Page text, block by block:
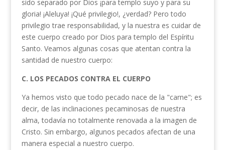
sido separado por Dios ¡para templo suyo y para su
gloria! ¡Aleluya! ¡Qué privilegio!, ¿verdad? Pero todo
privilegio trae responsabilidad, y la nuestra es cuidar de
este cuerpo creado por Dios para templo del Espíritu
Santo. Veamos algunas cosas que atentan contra la
santidad de nuestro cuerpo:
C. LOS PECADOS CONTRA EL CUERPO
Ya hemos visto que todo pecado nace de la "carne"; es
decir, de las inclinaciones pecaminosas de nuestra
alma, todavía no totalmente renovada a la imagen de
Cristo. Sin embargo, algunos pecados afectan de una
manera especial a nuestro cuerpo.